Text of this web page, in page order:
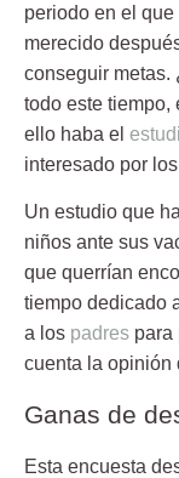
periodo en el
merecido
conseguir metas.
todo este tiempo,
ello haba el
interesado por
Un estudio que
niños ante sus
que querrían
tiempo dedicado
a los padres para
cuenta la opinión
Ganas de
Esta encuesta